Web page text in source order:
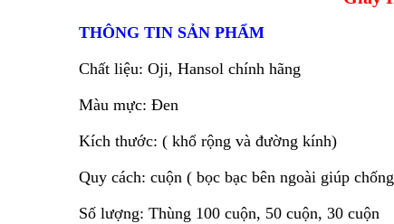
THÔNG TIN SẢN PHẨM
Chất liệu: Oji, Hansol chính hãng
Màu mực: Đen
Kích thước: ( khổ rộng và đường kính)
Quy cách: cuộn ( bọc bạc bên ngoài giúp
Số lượng: Thùng 100 cuộn, 50 cuộn, 30 cuộn